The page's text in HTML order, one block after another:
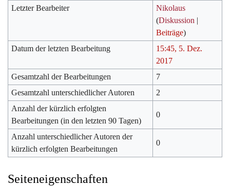
Letzter Bearbeiter
Nikolaus
(Diskussion |
Beiträge)
Datum der letzten Bearbeitung
15:45, 5. Dez.
2017
Gesamtzahl der Bearbeitungen
7
Gesamtzahl unterschiedlicher Autoren
2
Anzahl der kürzlich erfolgten
Bearbeitungen (in den letzten 90 Tagen)
0
Anzahl unterschiedlicher Autoren der
kürzlich erfolgten Bearbeitungen
0
Seiteneigenschaften